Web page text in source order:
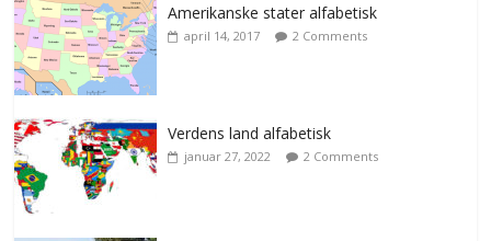
Amerikanske stater alfabetisk
april 14, 2017 2 Comments
Verdens land alfabetisk
januar 27, 2022 2 Comments